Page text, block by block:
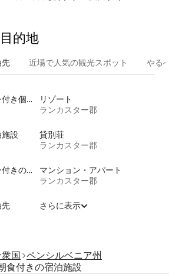
的⁠地
先 近場で人気の観光スポット やる
泊まれるバス・トイレ付き個室
リゾート
ランカスター郡
設
貸別荘
ランカスター郡
露天風呂・ジャグジー付きの宿泊施設
マンション・アパート
ランカスター郡
先
さらに表示
国 ペンシルベニア州
食付きの宿泊施設